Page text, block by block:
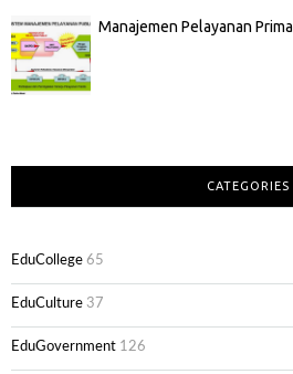
Manajemen Pelayanan Prima
CATEGORIES
EduCollege 65
EduCulture 37
EduGovernment 126